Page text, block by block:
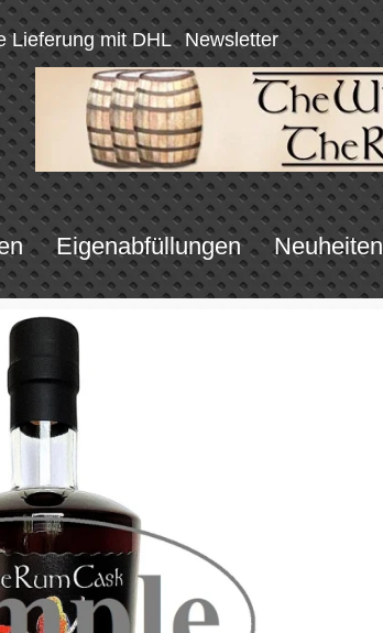
Lieferung mit DHL Newsletter
Eigenabfüllungen Neuheiten